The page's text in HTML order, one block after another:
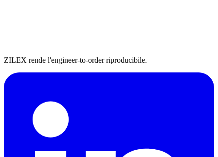
ZILEX rende l'engineer-to-order riproducibile.